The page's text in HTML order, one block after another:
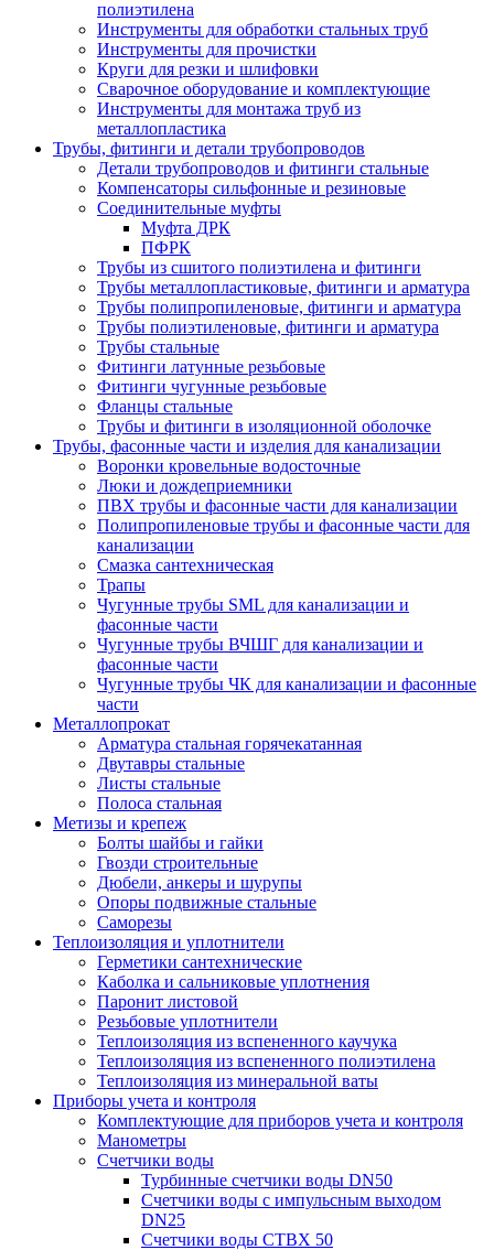
полиэтилена
Инструменты для обработки стальных труб
Инструменты для прочистки
Круги для резки и шлифовки
Сварочное оборудование и комплектующие
Инструменты для монтажа труб из
металлопластика
Трубы, фитинги и детали трубопроводов
Детали трубопроводов и фитинги стальные
Компенсаторы сильфонные и резиновые
Соединительные муфты
Муфта ДРК
ПФРК
Трубы из сшитого полиэтилена и фитинги
Трубы металлопластиковые, фитинги и арматура
Трубы полипропиленовые, фитинги и арматура
Трубы полиэтиленовые, фитинги и арматура
Трубы стальные
Фитинги латунные резьбовые
Фитинги чугунные резьбовые
Фланцы стальные
Трубы и фитинги в изоляционной оболочке
Трубы, фасонные части и изделия для канализации
Воронки кровельные водосточные
Люки и дождеприемники
ПВХ трубы и фасонные части для канализации
Полипропиленовые трубы и фасонные части для
канализации
Смазка сантехническая
Трапы
Чугунные трубы SML для канализации и
фасонные части
Чугунные трубы ВЧШГ для канализации и
фасонные части
Чугунные трубы ЧК для канализации и фасонные
части
Металлопрокат
Арматура стальная горячекатанная
Двутавры стальные
Листы стальные
Полоса стальная
Метизы и крепеж
Болты шайбы и гайки
Гвозди строительные
Дюбели, анкеры и шурупы
Опоры подвижные стальные
Саморезы
Теплоизоляция и уплотнители
Герметики сантехнические
Каболка и сальниковые уплотнения
Паронит листовой
Резьбовые уплотнители
Теплоизоляция из вспененного каучука
Теплоизоляция из вспененного полиэтилена
Теплоизоляция из минеральной ваты
Приборы учета и контроля
Комплектующие для приборов учета и контроля
Манометры
Счетчики воды
Турбинные счетчики воды DN50
Счетчики воды с импульсным выходом
DN25
Счетчики воды СТВХ 50